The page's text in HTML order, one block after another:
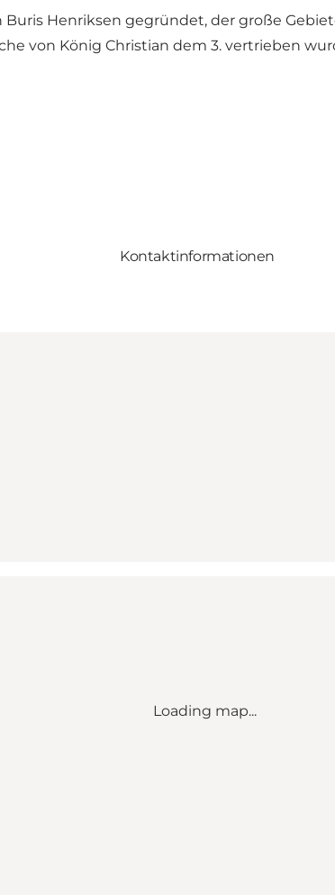
Buris Henriksen gegründet, der große
von König Christian dem 3. vertrieben
Kontaktinformationen
Loading map...